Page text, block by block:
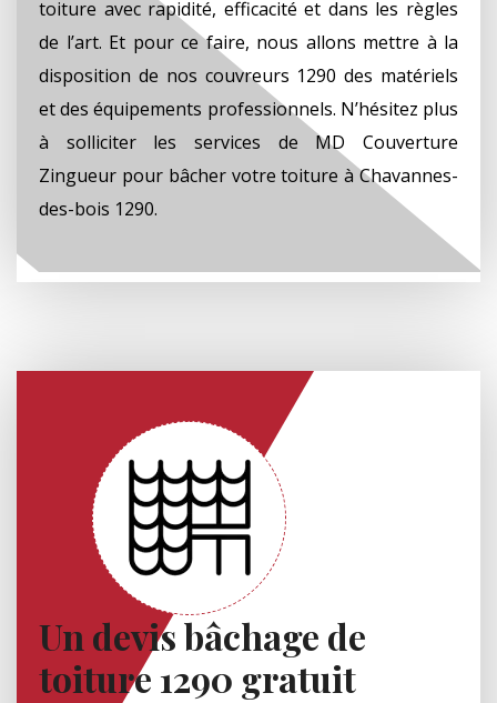
toiture avec rapidité, efficacité et dans les règles
de l’art. Et pour ce faire, nous allons mettre à la
disposition de nos couvreurs 1290 des matériels
et des équipements professionnels. N’hésitez plus
à solliciter les services de MD Couverture
Zingueur pour bâcher votre toiture à Chavannes-
des-bois 1290.
Un devis bâchage de
toiture 1290 gratuit